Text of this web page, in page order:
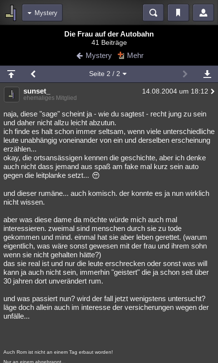
Mystery
Blogs
Chat Wiki Neuigkeiten
meine Rubriken
Menschen Mystery Kriminalfälle
Spiritualität Verschwörungen Technologie Ufologie
Natur Umfragen Unterhaltung
weitere Rubriken
Philosophie Träume Orte Esoterik Literatur
Astronomie Helpdesk Gruppen
Musik Clash
Besucht Teilgenommen Alle Neue Geschlossen
Lesenswert Schlüsselwörter
Die Frau auf der Autobahn
41 Beiträge
Mystery Mehr
Seite 2 / 2
sunset_ 14.08.2004 um 18:12
ehemaliges Mitglied
naja, diese "sage" scheint ja - wie du sagtest - recht jung zu sein
und daher nicht allzu leicht abzutun.
ich finde es halt schon immer seltsam, wenn viele unterschiedliche
leute unabhängig voneinander von ein und derselben erscheinung
erzählen...
okay, die ortsansässigen kennen die geschichte, aber ich denke
auch nicht dass jemand aus spaß am fake mal kurz sein auto
gegen die leitplanke setzt...
und dieser rumäne... auch komisch. der konnte es ja nun wirklich
nicht wissen.
aber was diese dame da möchte würde mich auch mal
interessieren. zweimal sind menschen durch sie zu tode
gekommen und mind. einmal hat sie aber leben gerettet. (warum
eigentlich, was wäre sonst gewesen mit der frau und ihrem sohn
wenn sie nicht gehalten hätte?)
das sie real ist und nur die leute erschrecken oder sonst was will
kann ja auch nicht sein, immerhin "geistert" die ja schon seit über
30 jahren dort unverändert rum.
und was passiert nun? wird der fall jetzt wenigstens untersucht?
läge doch allein auch im interesse der versicherungen wegen der
unfälle...
Auch Rom ist nicht an einem Tag erbaut worden!
Nur an einem abgebrannt...